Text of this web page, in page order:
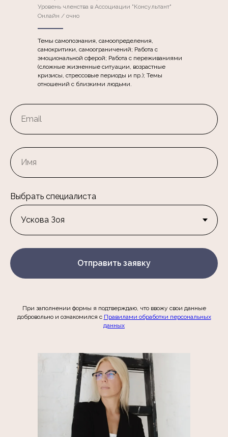
Уровень членства в Ассоциации "Консультант"
Онлайн / очно
Темы самопознания, самоопределения,
самокритики, самоограничений; Работа с
эмоциональной сферой; Работа с переживаниями
(сложные жизненные ситуации, возрастные
кризисы, стрессовые периоды и пр.); Темы
отношений с близкими людьми.
Выбрать специалиста
Отправить заявку
При заполнении формы я подтверждаю, что ввожу свои данные
добровольно и ознакомился c Правилами обработки персональных
данных